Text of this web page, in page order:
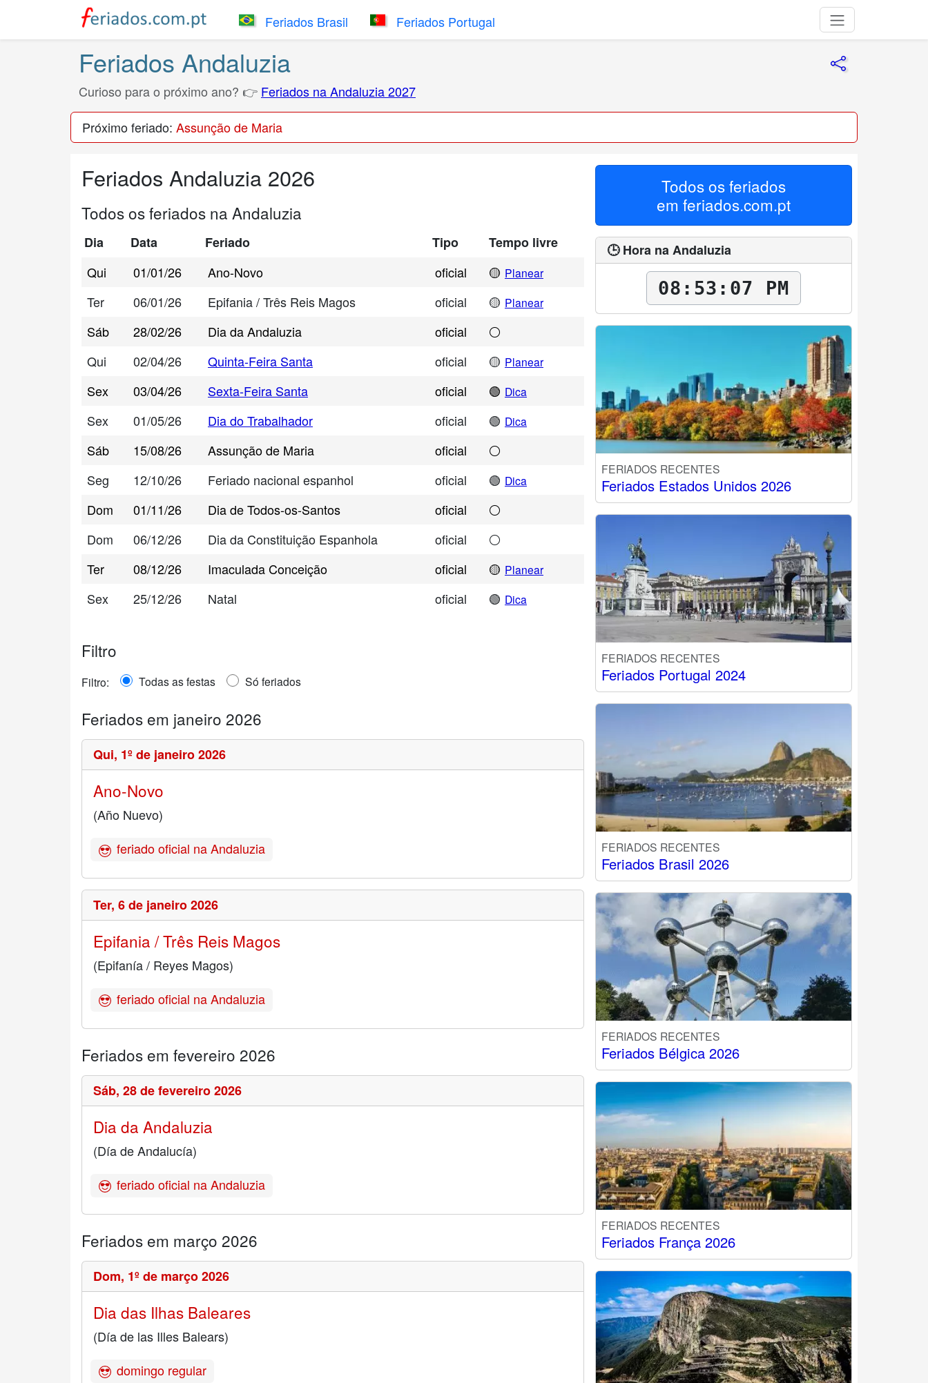
Feriados Brasil Feriados Portugal
Feriados Andaluzia
Curioso para o próximo ano? 👉 Feriados na Andaluzia 2027
Próximo feriado: Assunção de Maria
Feriados Andaluzia 2026
Todos os feriados na Andaluzia
Dia Data Feriado Tipo
Tempo livre
Qui
01/01/26 Ano-Novo oficial 🟡 Planear
Ter 06/01/26 Epifania / Três Reis Magos oficial 🟡 Planear
Sáb 28/02/26 Dia da Andaluzia oficial
⚪
Qui
02/04/26 Quinta-Feira Santa oficial 🟡 Planear
Sex 03/04/26 Sexta-Feira Santa oficial 🟢 Dica
Sex 01/05/26 Dia do Trabalhador oficial 🟢 Dica
Sáb 15/08/26 Assunção de Maria oficial
⚪
Seg
12/10/26 Feriado nacional espanhol oficial 🟢 Dica
Dom 01/11/26 Dia de Todos-os-Santos oficial
⚪
Dom
06/12/26 Dia da Constituição Espanhola oficial
⚪
Ter
08/12/26 Imaculada Conceição oficial 🟡 Planear
Sex 25/12/26 Natal oficial 🟢 Dica
Filtro
Filtro: Todas as festas Só feriados
Feriados em janeiro 2026
Qui, 1º de janeiro 2026
Ano-Novo
(Año Nuevo)
feriado oficial na Andaluzia
Ter, 6 de janeiro 2026
Epifania / Três Reis Magos
(Epifanía / Reyes Magos)
feriado oficial na Andaluzia
Feriados em fevereiro 2026
Sáb, 28 de fevereiro 2026
Dia da Andaluzia
(Día de Andalucía)
feriado oficial na Andaluzia
Feriados em março 2026
Dom, 1º de março 2026
Dia das Ilhas Baleares
(Día de las Illes Balears)
domingo regular
Todos os feriados
em feriados.com.pt
🕒 Hora na Andaluzia
08:53:08 PM
FERIADOS RECENTES
Feriados Estados Unidos 2026
FERIADOS RECENTES
Feriados Portugal 2024
FERIADOS RECENTES
Feriados Brasil 2026
FERIADOS RECENTES
Feriados Bélgica 2026
FERIADOS RECENTES
Feriados França 2026